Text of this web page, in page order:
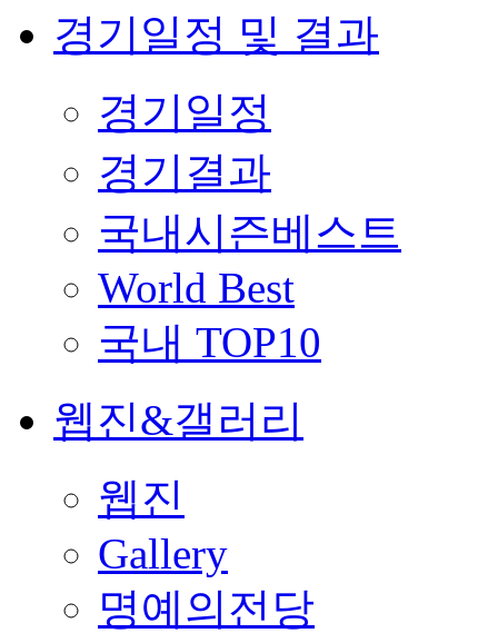
경기일정 및 결과
경기일정
경기결과
국내시즌베스트
World Best
국내 TOP10
웹진&갤러리
웹진
Gallery
명예의전당